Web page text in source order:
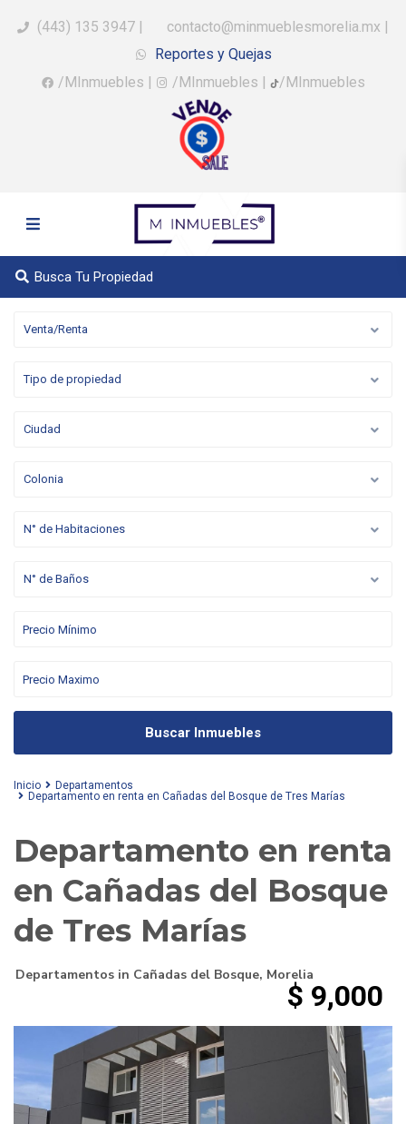
(443) 135 3947 | contacto@minmueblesmorelia.mx |
Reportes y Quejas
/MInmuebles | /MInmuebles | /MInmuebles
Busca Tu Propiedad
Venta/Renta
Tipo de propiedad
Ciudad
Colonia
N° de Habitaciones
N° de Baños
Buscar Inmuebles
Inicio
Departamentos
Departamento en renta en Cañadas del Bosque de Tres Marías
Departamento en renta
en Cañadas del Bosque
de Tres Marías
Departamentos in Cañadas del Bosque, Morelia
$ 9,000